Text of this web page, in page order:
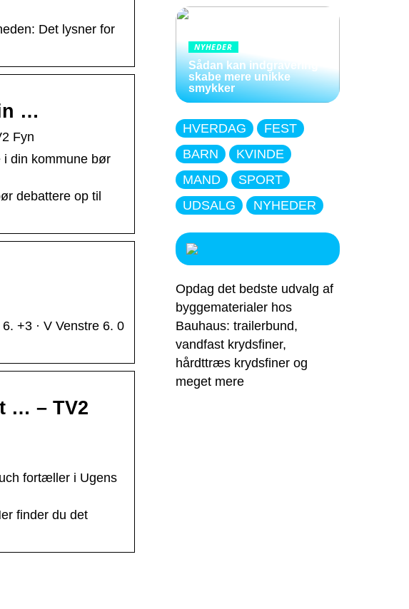
Det lysner for
…
Fyn
din kommune bør
debattere op til
+3 · V Venstre 6. 0
… – TV2
fortæller i Ugens
finder du det
NYHEDER
Sådan kan indgravering
skabe mere unikke
smykker
HVERDAG
FEST
BARN
KVINDE
MAND
SPORT
UDSALG
NYHEDER
Opdag det bedste udvalg af
byggematerialer hos
Bauhaus: trailerbund,
vandfast krydsfiner,
hårdttræs krydsfiner og
meget mere